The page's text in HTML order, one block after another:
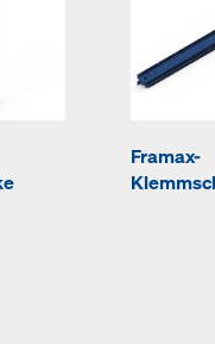
Framax-